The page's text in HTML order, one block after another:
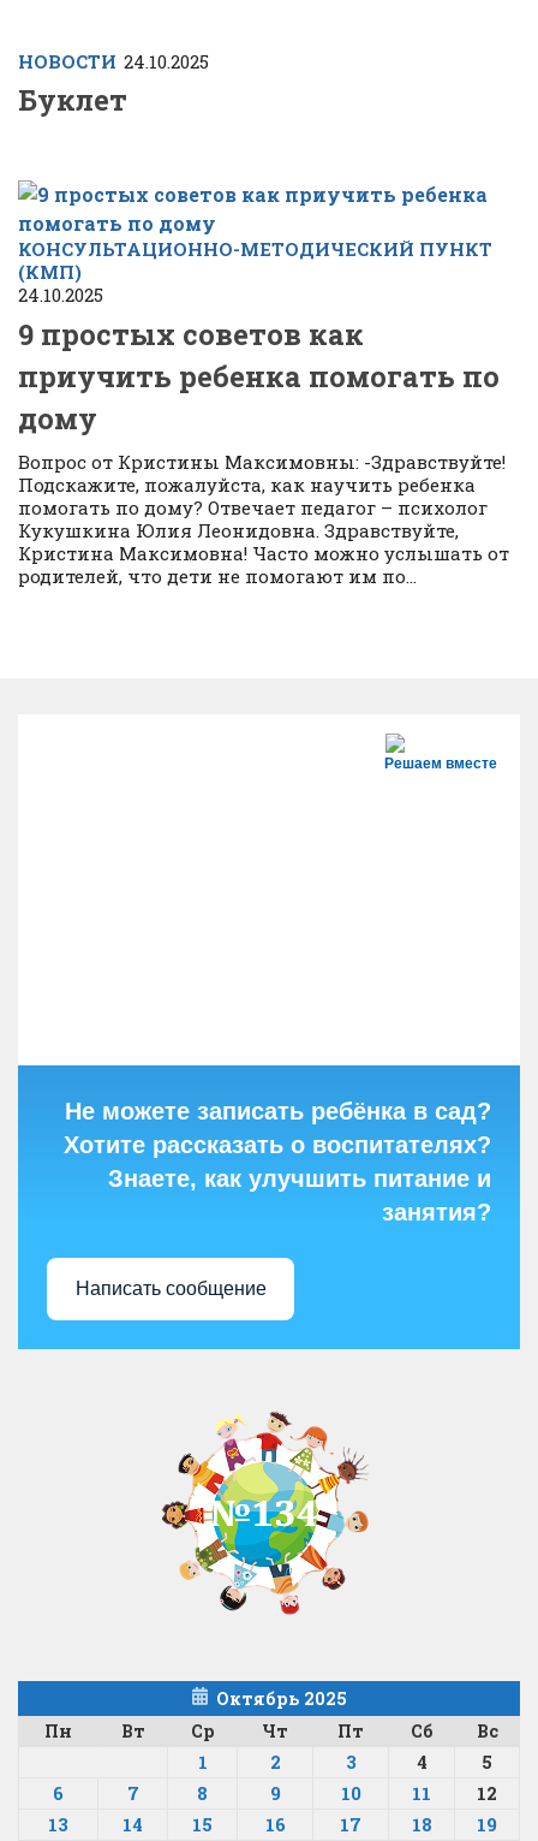
НОВОСТИ 24.10.2025
Буклет
КОНСУЛЬТАЦИОННО-МЕТОДИЧЕСКИЙ ПУНКТ
(КМП)
24.10.2025
9 простых советов как
приучить ребенка помогать по
дому
Вопрос от Кристины Максимовны: -Здравствуйте!
Подскажите, пожалуйста, как научить ребенка
помогать по дому? Отвечает педагог – психолог
Кукушкина Юлия Леонидовна. Здравствуйте,
Кристина Максимовна! Часто можно услышать от
родителей, что дети не помогают им по...
Решаем вместе
Не можете записать ребёнка в сад?
Хотите рассказать о воспитателях?
Знаете, как улучшить питание и
занятия?
Написать сообщение
Октябрь 2025
Пн
Вт Ср Чт Пт Сб Вс
1 2 3 4
5
6
7 8 9 10 11
12
13
14 15 16 17 18
19